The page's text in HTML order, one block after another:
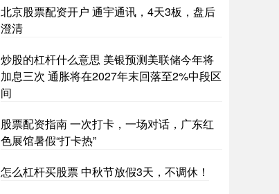
北京股票配资开户 通宇通讯，4天3板，盘后
澄清
炒股的杠杆什么意思 美银预测美联储今年将
加息三次 通胀将在2027年末回落至2%中段区
间
股票配资指南 一次打卡，一场对话，广东红
色展馆暑假“打卡热”
怎么杠杆买股票 中秋节放假3天，不调休！